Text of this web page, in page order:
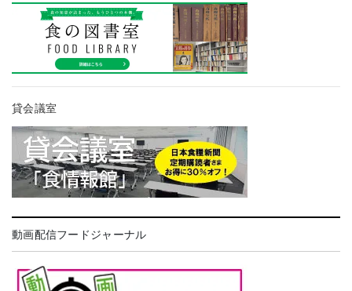
貸会議室
動画配信フードジャーナル